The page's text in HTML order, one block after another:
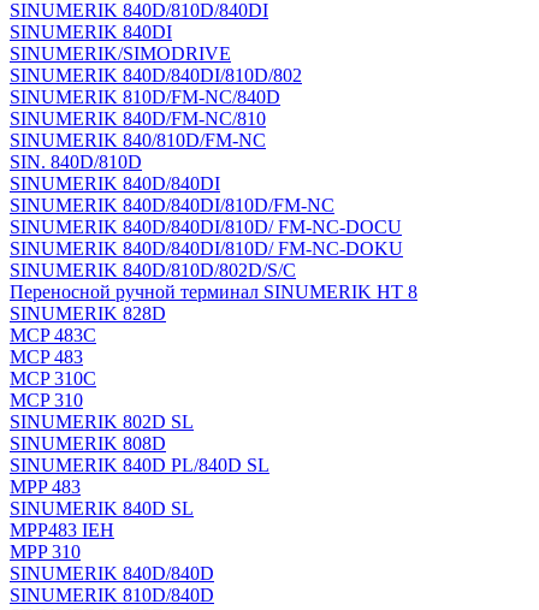
SINUMERIK 840D/810D/840DI
SINUMERIK 840DI
SINUMERIK/SIMODRIVE
SINUMERIK 840D/840DI/810D/802
SINUMERIK 810D/FM-NC/840D
SINUMERIK 840D/FM-NC/810
SINUMERIK 840/810D/FM-NC
SIN. 840D/810D
SINUMERIK 840D/840DI
SINUMERIK 840D/840DI/810D/FM-NC
SINUMERIK 840D/840DI/810D/ FM-NC-DOCU
SINUMERIK 840D/840DI/810D/ FM-NC-DOKU
SINUMERIK 840D/810D/802D/S/C
Переносной ручной терминал SINUMERIK HT 8
SINUMERIK 828D
MCP 483C
MCP 483
MCP 310C
MCP 310
SINUMERIK 802D SL
SINUMERIK 808D
SINUMERIK 840D PL/840D SL
MPP 483
SINUMERIK 840D SL
MPP483 IEH
MPP 310
SINUMERIK 840D/840D
SINUMERIK 810D/840D